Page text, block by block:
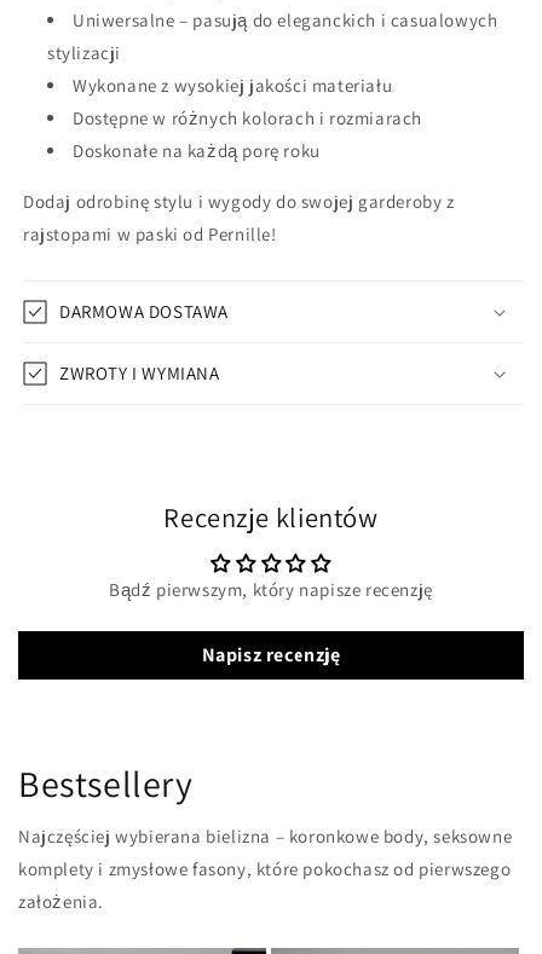
Uniwersalne – pasują do eleganckich i casualowych
stylizacji
Wykonane z wysokiej jakości materiału
Dostępne w różnych kolorach i rozmiarach
Doskonałe na każdą porę roku
Dodaj odrobinę stylu i wygody do swojej garderoby z
rajstopami w paski od Pernille!
DARMOWA DOSTAWA
ZWROTY I WYMIANA
Recenzje klientów
Bądź pierwszym, który napisze recenzję
Napisz recenzję
Bestsellery
Najczęściej wybierana bielizna – koronkowe body, seksowne
komplety i zmysłowe fasony, które pokochasz od pierwszego
założenia.